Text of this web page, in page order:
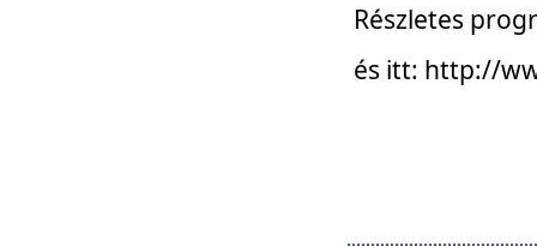
Részletes
és itt: http://